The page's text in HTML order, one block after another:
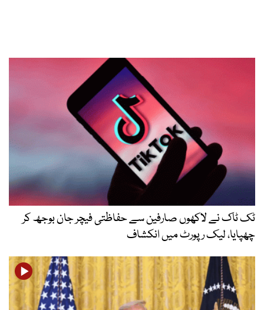
ٹک ٹاک نے لاکھوں صارفین سے حفاظتی فیچر جان بوجھ کر
چھپایا، لیک رپورٹ میں انکشاف